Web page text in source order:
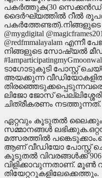
പകര്‍ത്തുക(30 സെക്കൻഡ്
ദൈർഘ്യത്തിൽ റീൽ
@mygdigital
@redfmmalayalam
നിങ്ങളുടെ സോഷ്യൽ
ടാഗോടുകൂടി പോസ്റ്റ്
അയക്കുന്ന വീഡിയോകളില്‍
ലിജോ ജോസ്
ചിത്രീകരണം നടത്തുന്നത്.
ഏറ്റവും കൂടുതൽ ലൈക്കും
സമ്മാനങ്ങള്‍
മത്സരത്തിൽ
ആണ് വീഡിയോ പോസ്റ്റ്
കൂടുതൽ വിവരങ്ങൾക്ക്
വിളിക്കാവുന്നതാണ്. മൂൺ
തിയേറ്ററുകളിലേക്കെത്തും.